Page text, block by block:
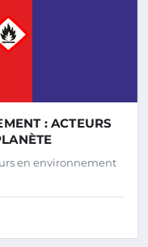
: ACTEURS
en environnement